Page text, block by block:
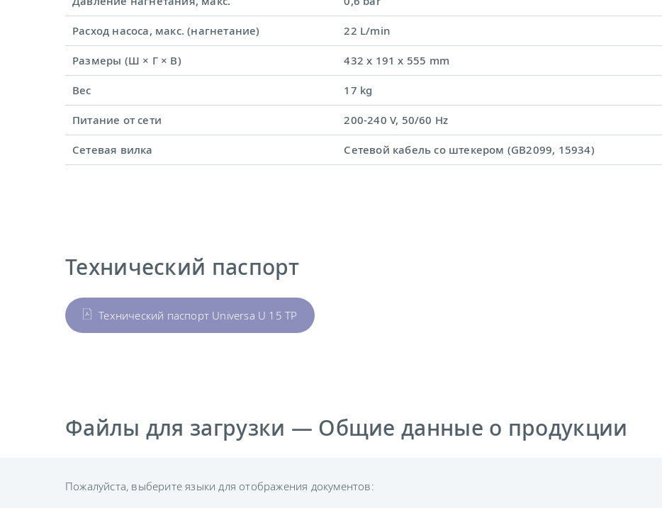
Расход насоса, макс. (нагнетание) 22 L/min
Размеры (Ш × Г × В) 432 x 191 x 555 mm
Вес 17 kg
Питание от сети 200-240 V, 50/60 Hz
Сетевая вилка Сетевой кабель со штекером (GB2099, 15934)
Технический паспорт
Технический паспорт Universa U 15 TP
Файлы для загрузки — Общие данные о продукции
Пожалуйста, выберите языки для отображения документов: